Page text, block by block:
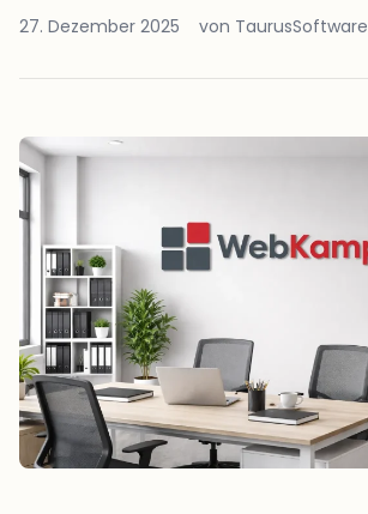
27. Dezember 2025 von TaurusSoftware